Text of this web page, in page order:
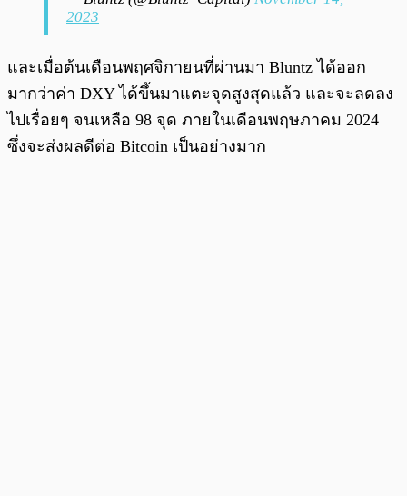
2023
และเมื่อต้นเดือนพฤศจิกายนที่ผ่านมา Bluntz ได้ออก
มากว่าค่า DXY ได้ขึ้นมาแตะจุดสูงสุดแล้ว และจะลดลง
ไปเรื่อยๆ จนเหลือ 98 จุด ภายในเดือนพฤษภาคม 2024
ซึ่งจะส่งผลดีต่อ Bitcoin เป็นอย่างมาก